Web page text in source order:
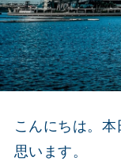
こんにちは。
思います。